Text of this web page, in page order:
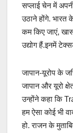
सप्लाई चेन में
उठाने होंगे. भारत
कम किए जाएं,
उद्योग हैं.इनमें
जापान-यूरोप के
जापान और यूरो
उन्होंने कहा कि
हम ऐसा कोई भी
हो. राजन के